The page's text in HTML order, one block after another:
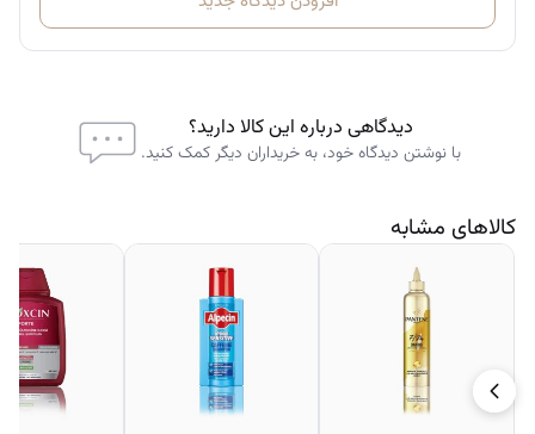
دیدگاهی درباره این کالا دارید؟
با نوشتن دیدگاه خود، به خریداران دیگر کمک کنید.
کالاهای مشابه